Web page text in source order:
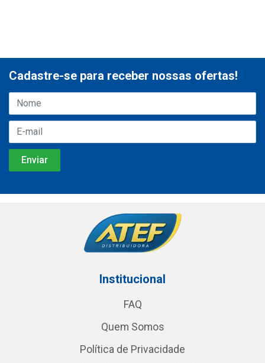
Cadastre-se para receber nossas ofertas!
Institucional
FAQ
Quem Somos
Política de Privacidade